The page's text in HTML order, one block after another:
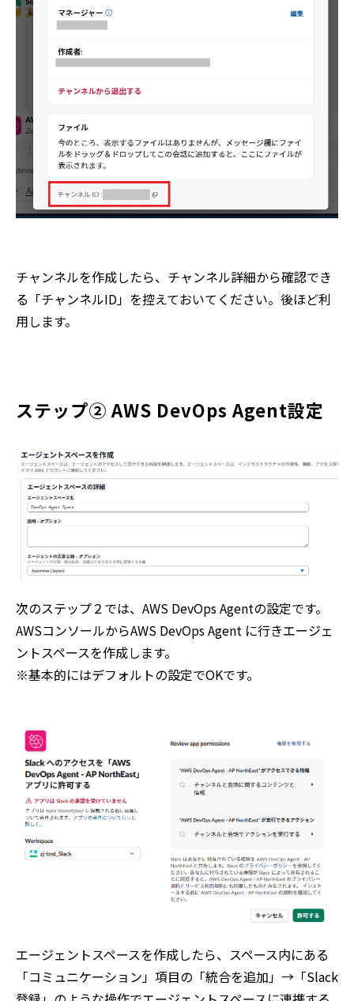
チャンネルを作成したら、チャンネル詳細から確認でき
る「チャンネルID」を控えておいてください。後ほど利
用します。
ステップ② AWS DevOps Agent設定
次のステップ２では、AWS DevOps Agentの設定です。
AWSコンソールからAWS DevOps Agent に行きエージェ
ントスペースを作成します。
※基本的にはデフォルトの設定でOKです。
エージェントスペースを作成したら、スペース内にある
「コミュニケーション」項目の「統合を追加」→「Slack